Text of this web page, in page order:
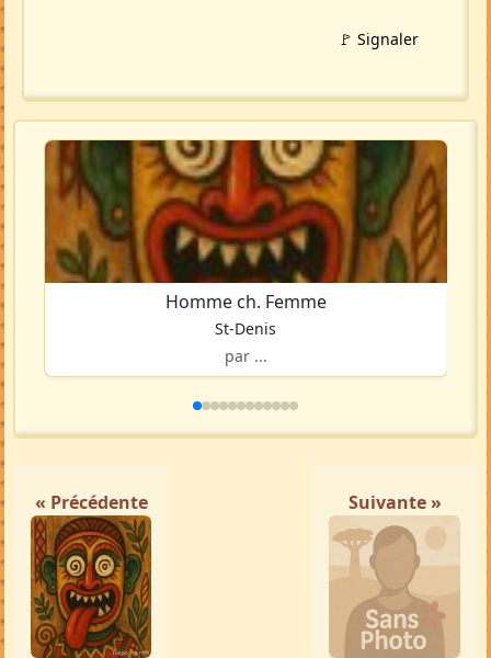
🚩 Signaler
Homme ch. Femme
St-Denis
par ...
« Précédente Suivante »